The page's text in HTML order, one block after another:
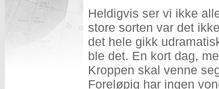
Heldigvis ser vi ikke
store sorten var det
det hele gikk
ble det. En kort dag,
Kroppen skal venne
Foreløpig har ingen